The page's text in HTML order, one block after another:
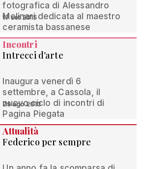
fotografica di Alessandro
Molinari dedicata al maestro
ceramista bassanese
17 set 2015
Incontri
Intrecci d’arte
Inaugura venerdì 6
settembre, a Cassola, il
nuovo ciclo di incontri di
Pagina Piegata
29 ago 2013
Attualità
Federico per sempre